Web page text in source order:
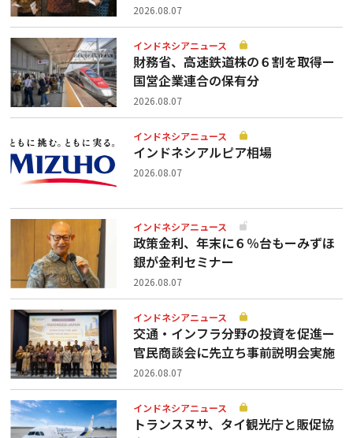
2026.08.07
インドネシアニュース
財務省、高速鉄道株の６割を取得ー
国営企業連合の保有分
2026.08.07
インドネシアニュース
インドネシアルピア相場
2026.08.07
インドネシアニュース
政策金利、年末に６％台もーみずほ
銀が金利セミナー
2026.08.07
インドネシアニュース
交通・インフラ分野の投資を促進ー
官民商談会に先立ち事前説明会実施
2026.08.07
インドネシアニュース
トランスヌサ、タイ観光庁と販促協